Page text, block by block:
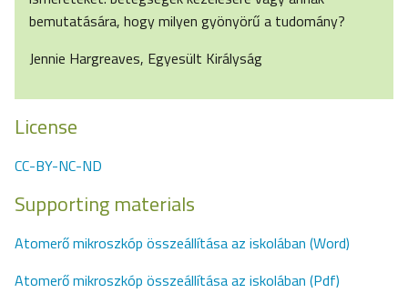
bemutatására, hogy milyen gyönyörű a tudomány?
Jennie Hargreaves, Egyesült Királyság
License
CC-BY-NC-ND
Supporting materials
Atomerő mikroszkóp összeállítása az iskolában (Word)
Atomerő mikroszkóp összeállítása az iskolában (Pdf)